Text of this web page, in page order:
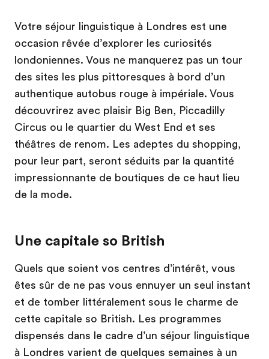
Votre séjour linguistique à Londres est une
occasion rêvée d’explorer les curiosités
londoniennes. Vous ne manquerez pas un tour
des sites les plus pittoresques à bord d’un
authentique autobus rouge à impériale. Vous
découvrirez avec plaisir Big Ben, Piccadilly
Circus ou le quartier du West End et ses
théâtres de renom. Les adeptes du shopping,
pour leur part, seront séduits par la quantité
impressionnante de boutiques de ce haut lieu
de la mode.
Une capitale so British
Quels que soient vos centres d’intérêt, vous
êtes sûr de ne pas vous ennuyer un seul instant
et de tomber littéralement sous le charme de
cette capitale so British. Les programmes
dispensés dans le cadre d’un séjour linguistique
à Londres varient de quelques semaines à un